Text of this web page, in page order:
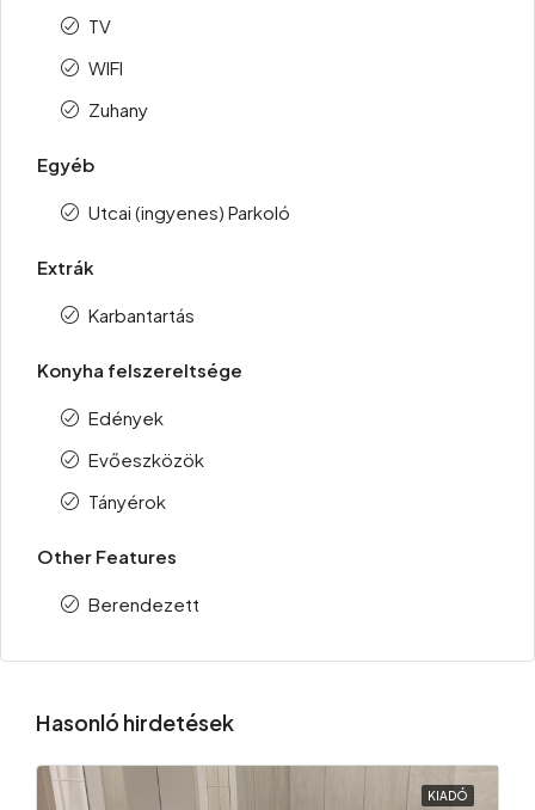
TV
WIFI
Zuhany
Egyéb
Utcai (ingyenes) Parkoló
Extrák
Karbantartás
Konyha felszereltsége
Edények
Evőeszközök
Tányérok
Other Features
Berendezett
Hasonló hirdetések
KIADÓ